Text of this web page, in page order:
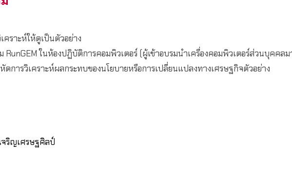
คราะห์ให้ดูเป็นตัวอย่าง
RunGEM ในห้องปฏิบัติการคอมพิวเตอร์ (ผู้เข้าอบรมนำเครื่องคอมพิวเตอร์ส่วนบุคคลม
การวิเคราะห์ผลกระทบของนโยบายหรือการเปลี่ยนแปลงทางเศรษฐกิจตัวอย่าง
จริญเศรษฐศิลป์